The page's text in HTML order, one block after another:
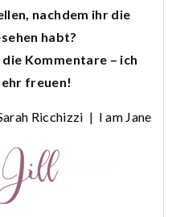
nachdem ihr die
habt?
Kommentare – ich
freuen!
Ricchizzi | I am Jane